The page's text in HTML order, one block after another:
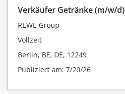
Verkäufer Getränke (m/w/d)
REWE Group
Vollzeit
Berlin, BE, DE, 12249
Publiziert am: 7/20/26